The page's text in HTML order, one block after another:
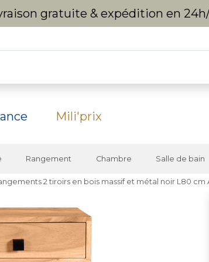
gratuite & expédition en
Mili'prix
Rangement Chambre Salle de bain
2 tiroirs en bois massif et métal noir L80 cm